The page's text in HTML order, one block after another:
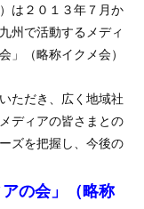
は２０１３年７月か
州で活動するメディ
」（略称イクメ会）
ただき、広く地域社
ディアの皆さまとの
ズを把握し、今後の
の会」（略称